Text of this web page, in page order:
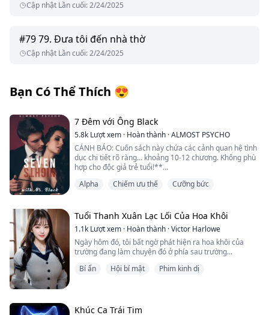
Cập nhật Lần cuối:2/24/2025
#7979. Đưa tôi đến nhà thờ
Cập nhật Lần cuối:2/24/2025
Bạn Có Thể Thích 😍
7 Đêm với Ông Black
5.8k Lượt xem · Hoàn thành ·ALMOST PSYCHO
CẢNH BÁO: Cuốn sách này chứa các cảnh quan hệ tình
dục chi tiết rõ ràng... khoảng 10-12 chương. Không phù
hợp cho độc giả trẻ tuổi!**
"Cậu đang làm gì vậy?" Dakota nắm chặt cổ tay tôi
"Chạm vào cậu." Một lời thì thầm thoát ra từ môi tôi và
tôi thấy ánh mắt anh ấy hẹp lại như thể tôi đã xúc phạm
anh ấy.
"Emara. Cậu không được chạm vào tôi. Hôm nay hay
bất cứ lúc nào."
"Tôi không ở đây để yêu cậu. Chúng ta chỉ sẽ làm tình
Alpha Chiếm ưu thế Cưỡng bức
Tuổi Thanh Xuân Lạc Lối Của Hoa Khôi
1.1k Lượt xem · Hoàn thành ·Victor Harlowe
Ngày hôm đó, tôi bất ngờ phát hiện ra hoa khôi của
trường đang làm chuyện đó ở phía sau trường...
Bí ẩn
Hội bí mật Phim kinh dị
Khúc Ca Trái Tim